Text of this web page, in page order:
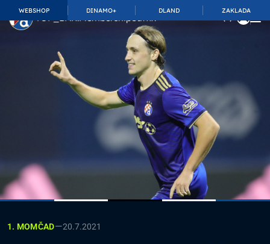
WEBSHOP DINAMO+ DLAND ZAKLADA
TOP_BAR.MembershipSuffix
1. MOMČAD—20.7.2021